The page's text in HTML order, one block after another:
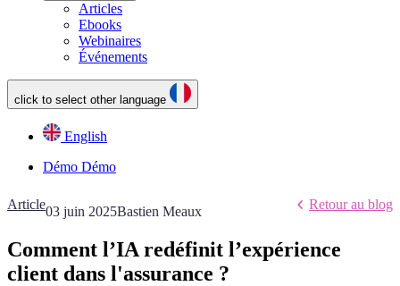
Articles
Ebooks
Webinaires
Événements
click to select other language
English
Démo Démo
Article03 juin 2025Bastien Meaux Retour au blog
Comment l’IA redéfinit l’expérience
client dans l'assurance ?